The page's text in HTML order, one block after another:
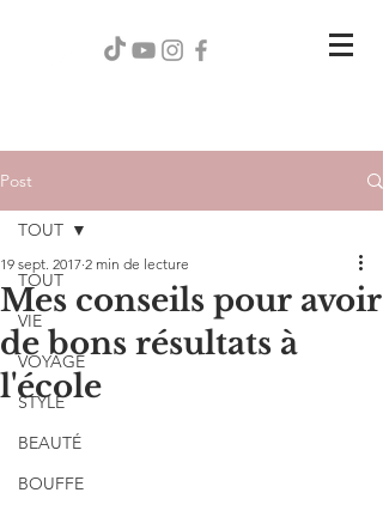
Post
TOUT
VIE
VOYAGE
STYLE
BEAUTÉ
BOUFFE
TOUT
Mes conseils pour avoir
de bons résultats à
l'école
19 sept. 2017 2 min de lecture